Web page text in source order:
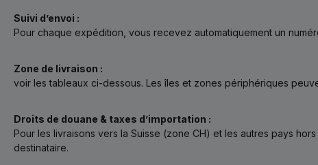
Suivi d’envoi :
Pour chaque expédition, vous recevez automatiquement un
Zone de livraison :
voir les tableaux ci-dessous. Les îles et zones périphériques
Droits de douane & taxes d’importation :
Pour les livraisons vers la Suisse (zone CH) et les autres pays
destinataire.